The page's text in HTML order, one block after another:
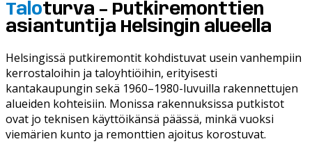
Taloturva – Putkiremonttien
asiantuntija Helsingin alueella
Helsingissä putkiremontit kohdistuvat usein vanhempiin
kerrostaloihin ja taloyhtiöihin, erityisesti
kantakaupungin sekä 1960–1980-luvuilla rakennettujen
alueiden kohteisiin. Monissa rakennuksissa putkistot
ovat jo teknisen käyttöikänsä päässä, minkä vuoksi
viemärien kunto ja remonttien ajoitus korostuvat.